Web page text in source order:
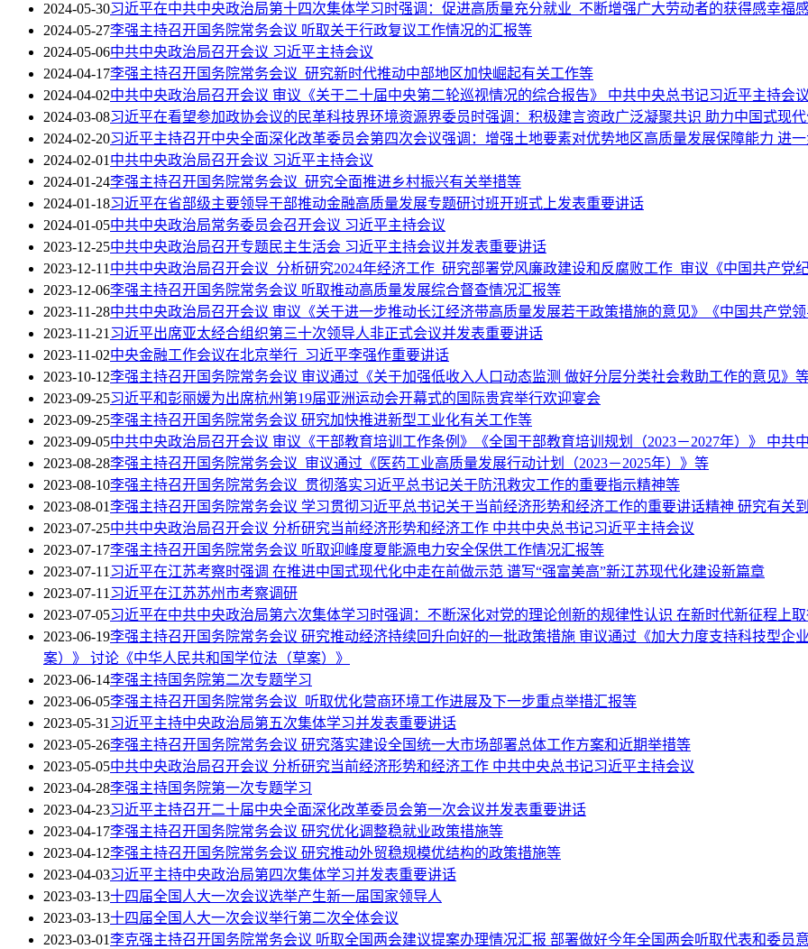
2024-05-30习近平在中共中央政治局第十四次集体学习时强调：促进高质量充分就业 不断增强广大劳动者的获得感幸福
2024-05-27李强主持召开国务院常务会议 听取关于行政复议工作情况的汇报等
2024-05-06中共中央政治局召开会议 习近平主持会议
2024-04-17李强主持召开国务院常务会议 研究新时代推动中部地区加快崛起有关工作等
2024-04-02中共中央政治局召开会议 审议《关于二十届中央第二轮巡视情况的综合报告》 中共中央总书记习近平主持会议
2024-03-08习近平在看望参加政协会议的民革科技界环境资源界委员时强调：积极建言资政广泛凝聚共识 助力中国式现
2024-02-20习近平主持召开中央全面深化改革委员会第四次会议强调：增强土地要素对优势地区高质量发展保障能力 进
2024-02-01中共中央政治局召开会议 习近平主持会议
2024-01-24李强主持召开国务院常务会议 研究全面推进乡村振兴有关举措等
2024-01-18习近平在省部级主要领导干部推动金融高质量发展专题研讨班开班式上发表重要讲话
2024-01-05中共中央政治局常务委员会召开会议 习近平主持会议
2023-12-25中共中央政治局召开专题民主生活会 习近平主持会议并发表重要讲话
2023-12-11中共中央政治局召开会议 分析研究2024年经济工作 研究部署党风廉政建设和反腐败工作 审议《中国共产党
2023-12-06李强主持召开国务院常务会议 听取推动高质量发展综合督查情况汇报等
2023-11-28中共中央政治局召开会议 审议《关于进一步推动长江经济带高质量发展若干政策措施的意见》《中国共产党
2023-11-21习近平出席亚太经合组织第三十次领导人非正式会议并发表重要讲话
2023-11-02中央金融工作会议在北京举行 习近平李强作重要讲话
2023-10-12李强主持召开国务院常务会议 审议通过《关于加强低收入人口动态监测 做好分层分类社会救助工作的意见》
2023-09-25习近平和彭丽媛为出席杭州第19届亚洲运动会开幕式的国际贵宾举行欢迎宴会
2023-09-25李强主持召开国务院常务会议 研究加快推进新型工业化有关工作等
2023-09-05中共中央政治局召开会议 审议《干部教育培训工作条例》《全国干部教育培训规划（2023－2027年）》 中共
2023-08-28李强主持召开国务院常务会议 审议通过《医药工业高质量发展行动计划（2023－2025年）》等
2023-08-10李强主持召开国务院常务会议 贯彻落实习近平总书记关于防汛救灾工作的重要指示精神等
2023-08-01李强主持召开国务院常务会议 学习贯彻习近平总书记关于当前经济形势和经济工作的重要讲话精神 研究有关
2023-07-25中共中央政治局召开会议 分析研究当前经济形势和经济工作 中共中央总书记习近平主持会议
2023-07-17李强主持召开国务院常务会议 听取迎峰度夏能源电力安全保供工作情况汇报等
2023-07-11习近平在江苏考察时强调 在推进中国式现代化中走在前做示范 谱写“强富美高”新江苏现代化建设新篇章
2023-07-11习近平在江苏苏州市考察调研
2023-07-05习近平在中共中央政治局第六次集体学习时强调：不断深化对党的理论创新的规律性认识 在新时代新征程上
2023-06-19李强主持召开国务院常务会议 研究推动经济持续回升向好的一批政策措施 审议通过《加大力度支持科技型企
案）》 讨论《中华人民共和国学位法（草案）》
2023-06-14李强主持国务院第二次专题学习
2023-06-05李强主持召开国务院常务会议 听取优化营商环境工作进展及下一步重点举措汇报等
2023-05-31习近平主持中央政治局第五次集体学习并发表重要讲话
2023-05-26李强主持召开国务院常务会议 研究落实建设全国统一大市场部署总体工作方案和近期举措等
2023-05-05中共中央政治局召开会议 分析研究当前经济形势和经济工作 中共中央总书记习近平主持会议
2023-04-28李强主持国务院第一次专题学习
2023-04-23习近平主持召开二十届中央全面深化改革委员会第一次会议并发表重要讲话
2023-04-17李强主持召开国务院常务会议 研究优化调整稳就业政策措施等
2023-04-12李强主持召开国务院常务会议 研究推动外贸稳规模优结构的政策措施等
2023-04-03习近平主持中央政治局第四次集体学习并发表重要讲话
2023-03-13十四届全国人大一次会议选举产生新一届国家领导人
2023-03-13十四届全国人大一次会议举行第二次全体会议
2023-03-01李克强主持召开国务院常务会议 听取全国两会建议提案办理情况汇报 部署做好今年全国两会听取代表和委员